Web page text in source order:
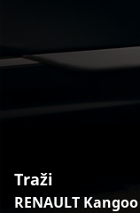
Traži
RENAULT